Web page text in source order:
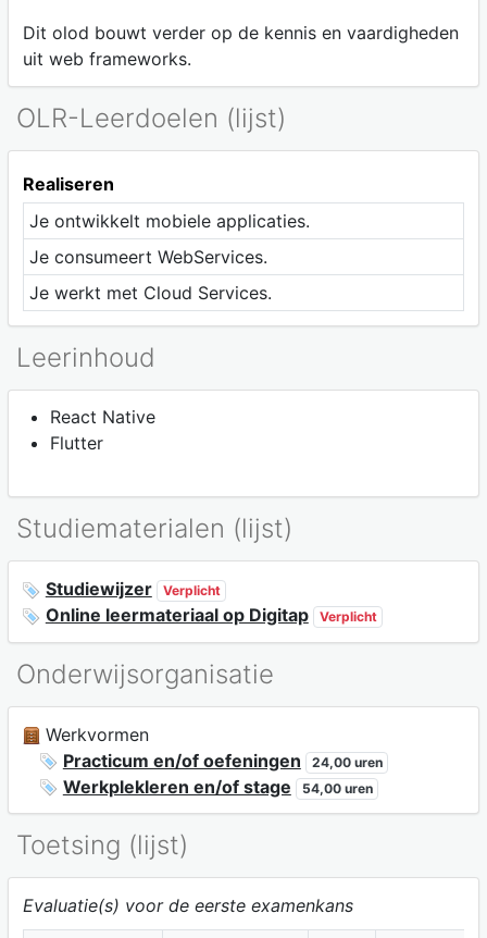
Dit olod bouwt verder op de kennis en vaardigheden
uit web frameworks.
OLR-Leerdoelen (lijst)
Realiseren
Je ontwikkelt mobiele applicaties.
Je consumeert WebServices.
Je werkt met Cloud Services.
Leerinhoud
React Native
Flutter
Studiematerialen (lijst)
Studiewijzer Verplicht
Online leermateriaal op Digitap Verplicht
Onderwijsorganisatie
Werkvormen
Practicum en/of oefeningen
24,00 uren
Werkplekleren en/of stage 54,00 uren
Toetsing (lijst)
Evaluatie(s) voor de eerste examenkans